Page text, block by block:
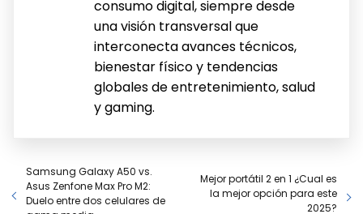
consumo digital, siempre desde
una visión transversal que
interconecta avances técnicos,
bienestar físico y tendencias
globales de entretenimiento, salud
y gaming.
Samsung Galaxy A50 vs.
Asus Zenfone Max Pro M2:
Duelo entre dos celulares de
Mejor portátil 2 en 1 ¿Cual es
la mejor opción para este
2025?